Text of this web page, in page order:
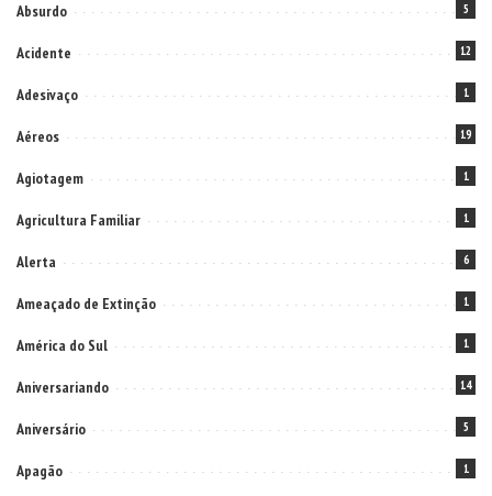
Absurdo 5
Acidente 12
Adesivaço 1
Aéreos 19
Agiotagem 1
Agricultura Familiar 1
Alerta 6
Ameaçado de Extinção 1
América do Sul 1
Aniversariando 14
Aniversário 5
Apagão 1